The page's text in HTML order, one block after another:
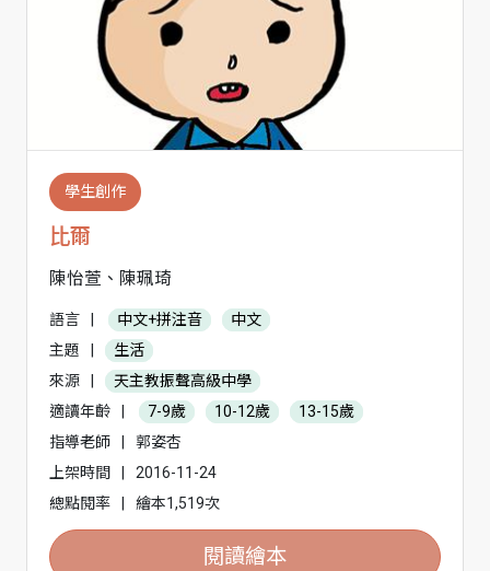
學生創作
比爾
陳怡萱、陳珮琦
語言 中文+拼注音
中文
主題
生活
來源
天主教振聲高級中學
適讀年齡
7-9歲 10-12歲
13-15歲
指導老師
郭姿杏
上架時間
2016-11-24
總點閱率
繪本1,519次
閱讀繪本